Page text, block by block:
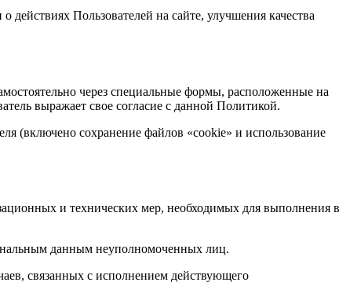
Пользователей на сайте, улучшения качества
через специальные формы, расположенные на
выражает свое согласие с данной Политикой.
(включено сохранение файлов «cookie» и использование
и технических мер, необходимых для выполнения в
данным неуполномоченных лиц.
связанных с исполнением действующего